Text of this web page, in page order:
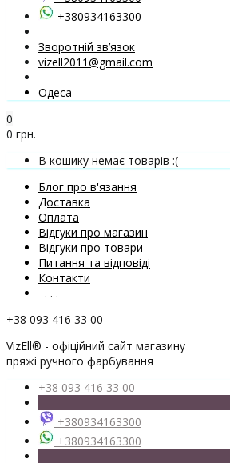
+380934163300
Зворотній зв’язок
vizell2011@gmail.com
Одеса
0
0 грн.
В кошику немає товарів :(
Блог про в'язання
Доставка
Оплата
Відгуки про магазин
Відгуки про товари
Питання та відповіді
Контакти
. . .
+38 093 416 33 00
VizEll® - офіційний сайт магазину
пряжі ручного фарбування
+38 093 416 33 00
+380934163300
+380934163300